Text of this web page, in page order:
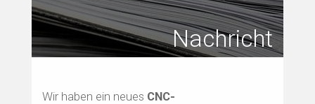
Nachricht
Wir haben ein neues CNC-